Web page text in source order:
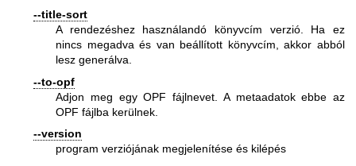
--title-sort
A rendezéshez használandó könyvcím verzió. Ha ez
nincs megadva és van beállított könyvcím, akkor abból
lesz generálva.
--to-opf
Adjon meg egy OPF fájlnevet. A metaadatok ebbe az
OPF fájlba kerülnek.
--version
program verziójának megjelenítése és kilépés